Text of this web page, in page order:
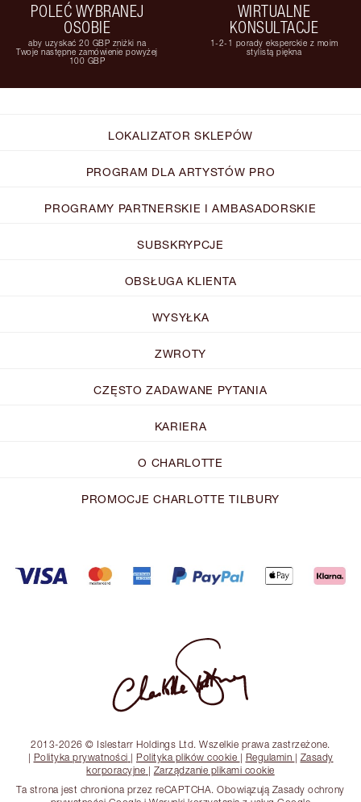
POLEĆ WYBRANEJ
OSOBIE
aby uzyskać 20 GBP zniżki na
Twoje następne zamówienie powyżej
100 GBP
WIRTUALNE
KONSULTACJE
1-2-1 porady eksperckie z moim
stylistą piękna
LOKALIZATOR SKLEPÓW
PROGRAM DLA ARTYSTÓW PRO
PROGRAMY PARTNERSKIE I AMBASADORSKIE
SUBSKRYPCJE
OBSŁUGA KLIENTA
WYSYŁKA
ZWROTY
CZĘSTO ZADAWANE PYTANIA
KARIERA
O CHARLOTTE
PROMOCJE CHARLOTTE TILBURY
2013-2026 © Islestarr Holdings Ltd. Wszelkie prawa zastrzeżone.
| Polityka prywatności | Polityka plików cookie | Regulamin | Zasady
korporacyjne | Zarządzanie plikami cookie
Ta strona jest chroniona przez reCAPTCHA. Obowiązują Zasady ochrony